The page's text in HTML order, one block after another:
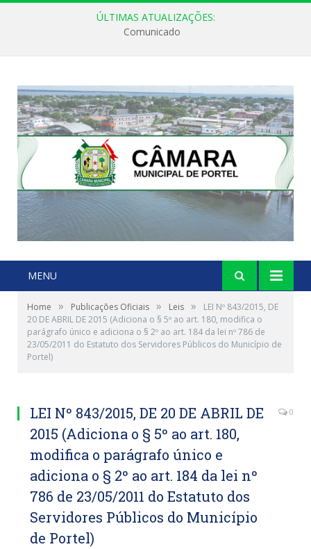
ÚLTIMAS ATUALIZAÇÕES:
Comunicado
MENU
Home » Publicações Oficiais » Leis »
LEI Nº 843/2015, DE
20 DE ABRIL DE 2015 (Adiciona o § 5º ao art. 180, modifica o
parágrafo único e adiciona o § 2º ao art. 184 da lei nº 786 de
23/05/2011 do Estatuto dos Servidores Públicos do Município de
Portel)
LEI Nº 843/2015, DE 20 DE ABRIL DE
2015 (Adiciona o § 5º ao art. 180,
modifica o parágrafo único e
adiciona o § 2º ao art. 184 da lei nº
786 de 23/05/2011 do Estatuto dos
Servidores Públicos do Município
de Portel)
0